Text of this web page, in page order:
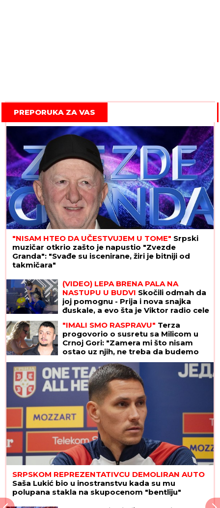
PREPORUKA ZA VAS
"NISAM HTEO DA UČESTVUJEM U TOME" Srpski
muzičar otkrio zašto je napustio "Zvezde
Granda": "Svađe su iscenirane, žiri je bitniji od
takmičara"
(VIDEO) LEPA BRENA PALA NA
NASTUPU U BUDVI Skočili odmah da
joj pomognu - Prija i nova snajka
đuskale, a evo šta je Viktor radio cele
"IMALI SMO RASPRAVU" Terza
progovorio o susretu sa Milicom u
Crnoj Gori: "Zamera mi što nisam
ostao uz njih, ne treba da budemo
Kulići" (VIDEO)
SRPSKOM REPREZENTATIVCU DEMOLIRAN AUTO
Saša Lukić bio u inostranstvu kada su mu
polupana stakla na skupocenom "bentliju"